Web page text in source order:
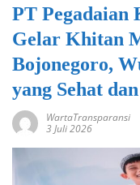
PT
Gelar Khitan
Bojonegoro,
yang Sehat
WartaTransparansi
3 Juli 2026